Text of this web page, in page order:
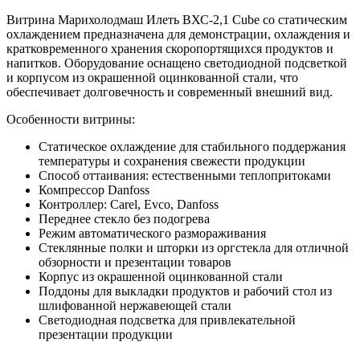
Витрина Марихолодмаш Илеть ВХС-2,1 Cube со статическим
охлаждением предназначена для демонстрации, охлаждения и
кратковременного хранения скоропортящихся продуктов и
напитков. Оборудование оснащено светодиодной подсветкой
и корпусом из окрашенной оцинкованной стали, что
обеспечивает долговечность и современный внешний вид.
Особенности витрины:
Статическое охлаждение для стабильного поддержания
температуры и сохранения свежести продукции
Способ оттаивания: естественными теплопритоками
Компрессор Danfoss
Контроллер: Carel, Evco, Danfoss
Переднее стекло без подогрева
Режим автоматического размораживания
Стеклянные полки и шторки из оргстекла для отличной
обзорности и презентации товаров
Корпус из окрашенной оцинкованной стали
Поддоны для выкладки продуктов и рабочий стол из
шлифованной нержавеющей стали
Светодиодная подсветка для привлекательной
презентации продукции